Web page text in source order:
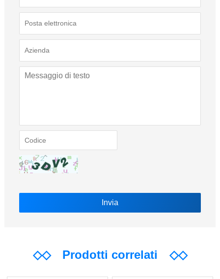
◇◇Prodotti correlati ◇◇